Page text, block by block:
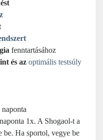
fenntartásához
és az optimális testsúly
1x. A Shogaol-t a
be. Ha sportol, vegye be